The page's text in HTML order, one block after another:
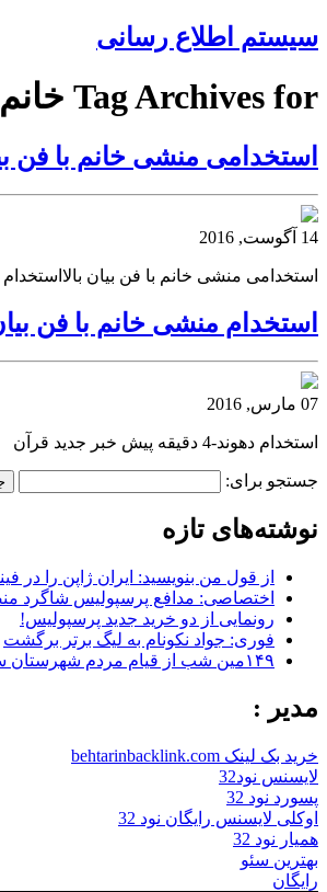
سیستم اطلاع رسانی
Tag Archives for خانم بیان
استخدامی منشی خانم با فن
14 آگوست, 2016
استخدامی منشی خانم با فن بیان
استخدام منشی خانم با فن
07 مارس, 2016
استخدام دهوند-4 دقیقه پیش خبر جدید قرآن
جستجو برای:
نوشته‌های تازه
از قول من بنویسید: ایران ژاپن را در
اختصاصی: مدافع پرسپولیس شاگرد
رونمایی از دو خرید جدید پرسپولیس!
فوری: جواد نکونام به لیگ برتر برگشت
۱۴۹مین شب از قیام مردم شهرستان سلماس در راستای خونخواهی رهبر شهید + تصاویر
مدیر :
خرید بک لینک behtarinbacklink.com
لایسنس نود32
پسورد نود 32
اوکلی لایسنس رایگان نود 32
همیار نود 32
بهترین سئو
رایگان